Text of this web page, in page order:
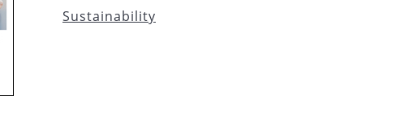
Sustainability